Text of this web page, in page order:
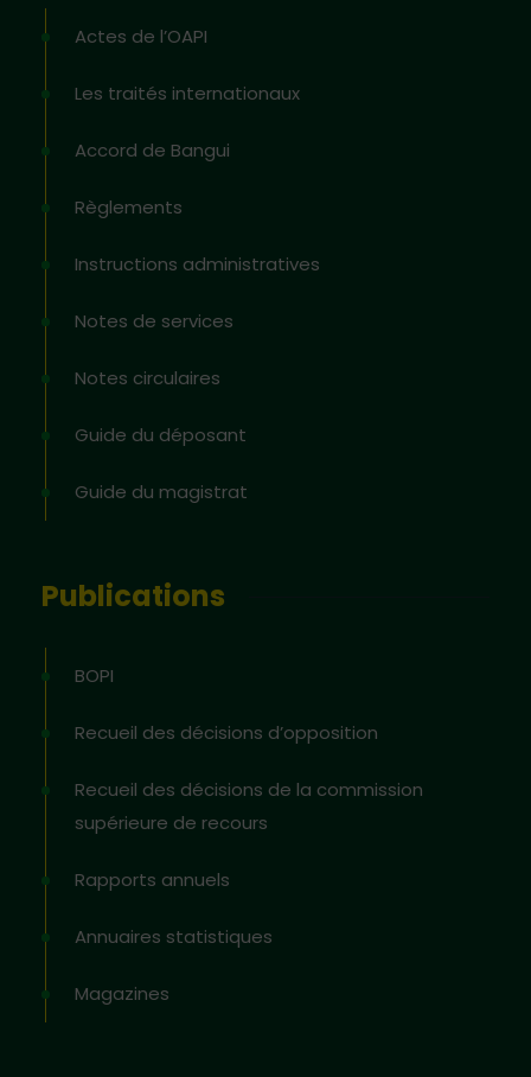
Actes de l’OAPI
Les traités internationaux
Accord de Bangui
Règlements
Instructions administratives
Notes de services
Notes circulaires
Guide du déposant
Guide du magistrat
Publications
BOPI
Recueil des décisions d’opposition
Recueil des décisions de la commission
supérieure de recours
Rapports annuels
Annuaires statistiques
Magazines